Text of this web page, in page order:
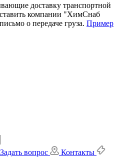
доставку транспортной
компании "ХимСнаб
о передаче груза. Пример
Задать вопрос
Контакты